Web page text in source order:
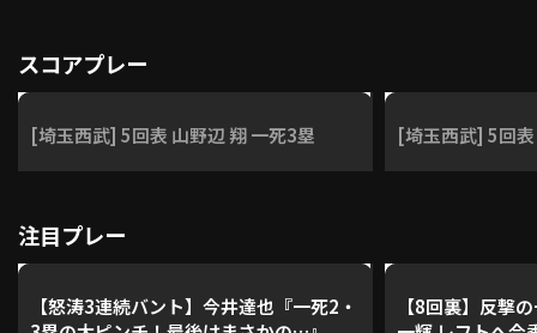
スコアプレー
[埼玉西武] 5回表 山野辺 翔 一死3塁 [埼玉西武] 5回
注目プレー
【怒涛3連続バント】今井達也『一死2・
【8回裏】反撃